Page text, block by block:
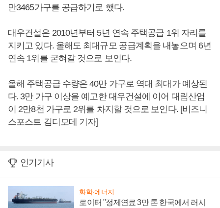
만3465가구를 공급하기로 했다.
대우건설은 2010년부터 5년 연속 주택공급 1위 자리를
지키고 있다. 올해도 최대규모 공급계획을 내놓으며 6년
연속 1위를 굳혀갈 것으로 보인다.
올해 주택공급 수량은 40만 가구로 역대 최대가 예상된
다. 3만 가구 이상을 예고한 대우건설에 이어 대림산업
이 2만8천 가구로 2위를 차지할 것으로 보인다. [비즈니
스포스트 김디모데 기자]
인기기사
화학·에너지
로이터 "정제연료 3만 톤 한국에서 러시